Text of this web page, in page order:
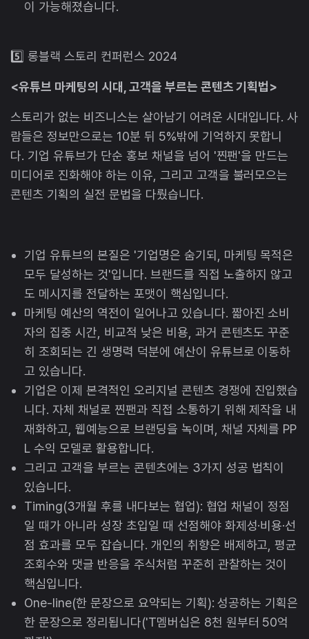
이 가능해졌습니다.
5️⃣ 롱블랙 스토리 컨퍼런스 2024
<유튜브 마케팅의 시대, 고객을 부르는 콘텐츠 기획법>
스토리가 없는 비즈니스는 살아남기 어려운 시대입니다. 사
람들은 정보만으로는 10분 뒤 5%밖에 기억하지 못합니
다. 기업 유튜브가 단순 홍보 채널을 넘어 '찐팬'을 만드는
미디어로 진화해야 하는 이유, 그리고 고객을 불러모으는
콘텐츠 기획의 실전 문법을 다뤘습니다.
기업 유튜브의 본질은 '기업명은 숨기되, 마케팅 목적은
모두 달성하는 것'입니다. 브랜드를 직접 노출하지 않고
도 메시지를 전달하는 포맷이 핵심입니다.
마케팅 예산의 역전이 일어나고 있습니다. 짧아진 소비
자의 집중 시간, 비교적 낮은 비용, 과거 콘텐츠도 꾸준
히 조회되는 긴 생명력 덕분에 예산이 유튜브로 이동하
고 있습니다.
기업은 이제 본격적인 오리지널 콘텐츠 경쟁에 진입했습
니다. 자체 채널로 찐팬과 직접 소통하기 위해 제작을 내
재화하고, 웹예능으로 브랜딩을 녹이며, 채널 자체를 PP
L 수익 모델로 활용합니다.
그리고 고객을 부르는 콘텐츠에는 3가지 성공 법칙이
있습니다.
Timing(3개월 후를 내다보는 협업): 협업 채널이 정점
일 때가 아니라 성장 초입일 때 선점해야 화제성·비용·선
점 효과를 모두 잡습니다. 개인의 취향은 배제하고, 평균
조회수와 댓글 반응을 주식처럼 꾸준히 관찰하는 것이
핵심입니다.
One-line(한 문장으로 요약되는 기획): 성공하는 기획은
한 문장으로 정리됩니다('T멤버십은 8천 원부터 50억